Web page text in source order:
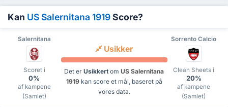
Kan US Salernitana 1919Score?
Salernitana Sorrento Calcio
Scoret i
0%
af kampene
(Samlet)
Usikker
Det er Usikkert om US Salernitana
1919kan score et mål, baseret på
vores data.
Clean Sheets i
20%
af kampene
(Samlet)